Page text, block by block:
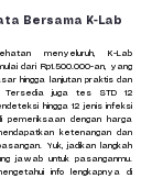
Bersama K-Lab
menyeluruh, K-Lab
dari Rp1.500.000-an, yang
hingga lanjutan praktis dan
Tersedia juga tes STD 12
hingga 12 jenis infeksi
pemeriksaan dengan harga
ketenangan dan
Yuk, jadikan langkah
jawab untuk pasanganmu.
info lengkapnya di